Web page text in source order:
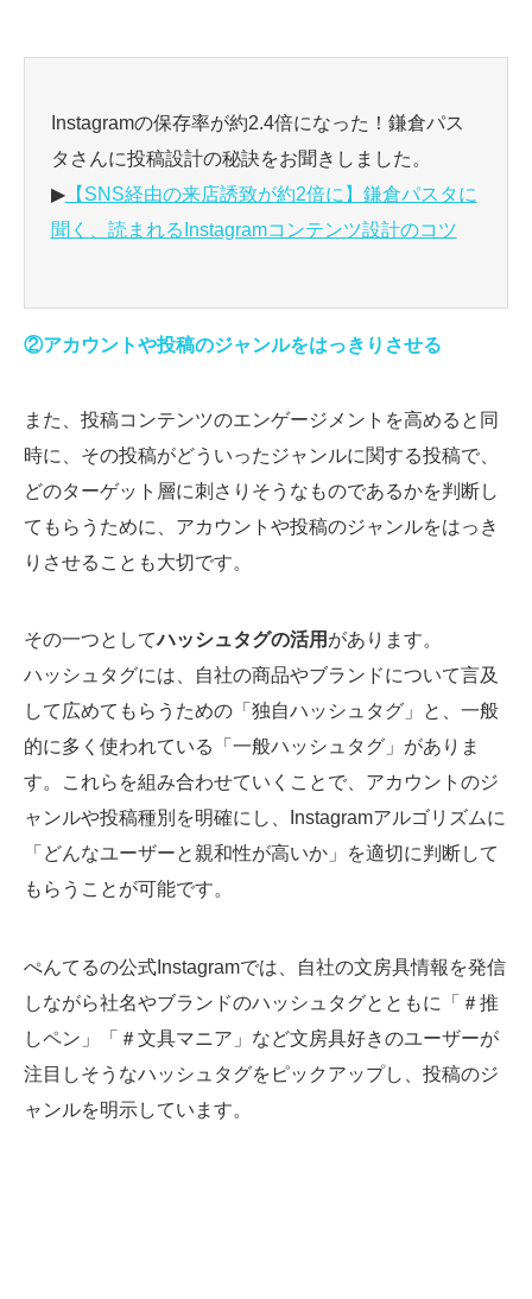
Instagramの保存率が約2.4倍になった！鎌倉パス
タさんに投稿設計の秘訣をお聞きしました。
▶【SNS経由の来店誘致が約2倍に】鎌倉パスタに
聞く、読まれるInstagramコンテンツ設計のコツ
②アカウントや投稿のジャンルをはっきりさせる
また、投稿コンテンツのエンゲージメントを高めると同
時に、その投稿がどういったジャンルに関する投稿で、
どのターゲット層に刺さりそうなものであるかを判断し
てもらうために、アカウントや投稿のジャンルをはっき
りさせることも大切です。
その一つとしてハッシュタグの活用 があります。
ハッシュタグには、自社の商品やブランドについて言及
して広めてもらうための「独自ハッシュタグ」と、一般
的に多く使われている「一般ハッシュタグ」がありま
す。これらを組み合わせていくことで、アカウントのジ
ャンルや投稿種別を明確にし、Instagramアルゴリズムに
「どんなユーザーと親和性が高いか」を適切に判断して
もらうことが可能です。
ぺんてるの公式Instagramでは、自社の文房具情報を発信
しながら社名やブランドのハッシュタグとともに「＃推
しペン」「＃文具マニア」など文房具好きのユーザーが
注目しそうなハッシュタグをピックアップし、投稿のジ
ャンルを明示しています。